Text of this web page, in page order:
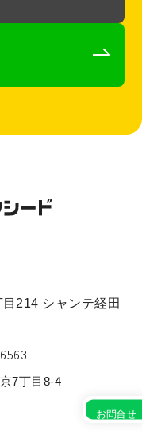
214 シャンテ経田
7丁目8-4
お問合せ